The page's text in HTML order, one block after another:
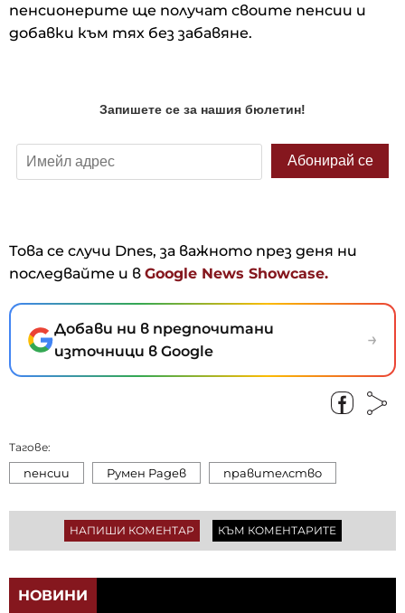
пенсионерите ще получат своите пенсии и
добавки към тях без забавяне.
Това се случи Dnes, за важното през деня ни
последвайте и в Google News Showcase.
Добави ни в предпочитани
източници в Google
→
Тагове:
пенсии Румен Радев правителство
НАПИШИ КОМЕНТАР КЪМ КОМЕНТАРИТЕ
НОВИНИ